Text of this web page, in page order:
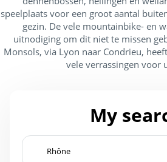
speelplaats voor een groot aantal
gezin. De vele mountainbike- en
uitnodiging om dit niet te missen
Monsols, via Lyon naar Condrieu,
vele verrassingen voor
My